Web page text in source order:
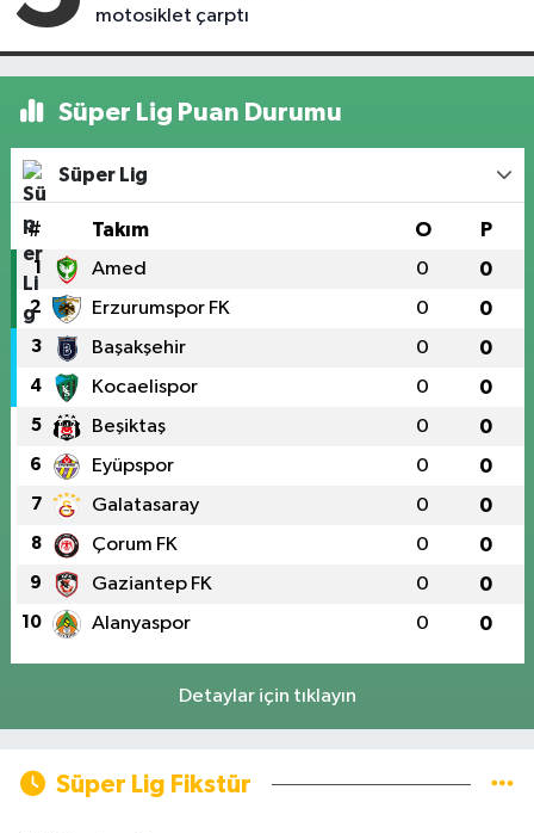
motosiklet çarptı
Süper Lig Puan Durumu
Süper Lig
# Takım O P
1 Amed 0 0
2 Erzurumspor FK 0 0
3 Başakşehir 0 0
4 Kocaelispor 0 0
5 Beşiktaş 0 0
6 Eyüpspor 0 0
7 Galatasaray 0 0
8 Çorum FK 0 0
9 Gaziantep FK 0 0
10 Alanyaspor 0 0
Detaylar için tıklayın
Süper Lig Fikstür